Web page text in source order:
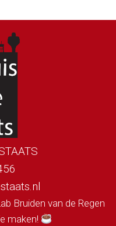
Bruiden van de Regen
maken!